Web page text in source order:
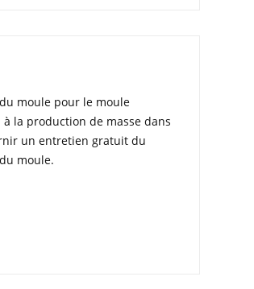
moule pour le moule
la production de masse dans
un entretien gratuit du
moule.